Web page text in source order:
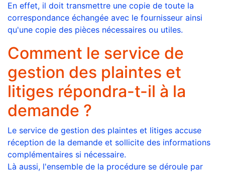
En effet, il doit transmettre une copie de toute la
correspondance échangée avec le fournisseur ainsi
qu'une copie des pièces nécessaires ou utiles.
Comment le service de
gestion des plaintes et
litiges répondra-t-il à la
demande ?
Le service de gestion des plaintes et litiges accuse
réception de la demande et sollicite des informations
complémentaires si nécessaire.
Là aussi, l'ensemble de la procédure se déroule par